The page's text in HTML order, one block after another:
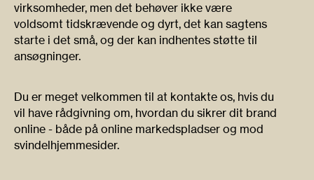
virksomheder, men det behøver ikke være
voldsomt tidskrævende og dyrt, det kan sagtens
starte i det små, og der kan indhentes støtte til
ansøgninger.
Du er meget velkommen til at kontakte os, hvis du
vil have rådgivning om, hvordan du sikrer dit brand
online - både på online markedspladser og mod
svindelhjemmesider.